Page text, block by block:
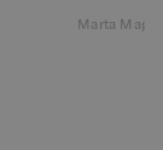
Marta